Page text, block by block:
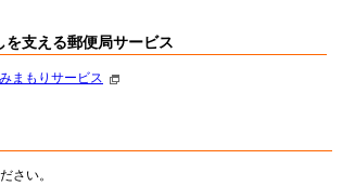
を支える郵便局サービス
まもりサービス
さい。